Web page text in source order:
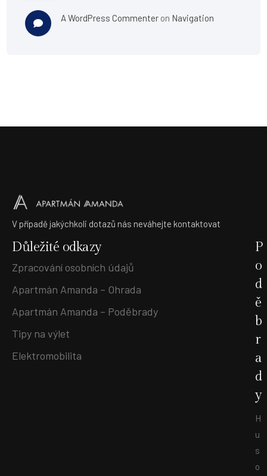
A WordPress Commenter on Navigation
V případě jakýchkoli dotazů nás neváhejte kontaktovat
Důležité odkazy
Zpracování osobních údajů
Apartmán Amanda – Ohrada
Apartmán Amanda – Poděbrady
Tipy na výlet
Elektromobilita
P
o
d
ě
b
r
a
d
y
H
u
s
o